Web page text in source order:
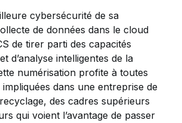
cybersécurité de sa
de données dans le cloud
de tirer parti des capacités
d’analyse intelligentes de la
numérisation profite à toutes
dans une entreprise de
des cadres supérieurs
qui voient l’avantage de passer